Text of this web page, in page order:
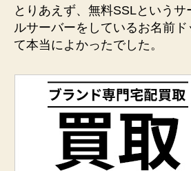
とりあえず、無料SSLというサ
ルサーバーをしているお名前
て本当によかったでした。